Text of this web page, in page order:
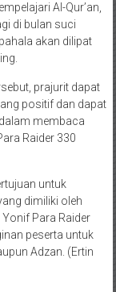
Al-Qur’an,
di bulan suci
akan dilipat
prajurit dapat
positif dan dapat
membaca
Raider 330
untuk
dimiliki oleh
Para Raider
peserta untuk
Adzan. (Ertin